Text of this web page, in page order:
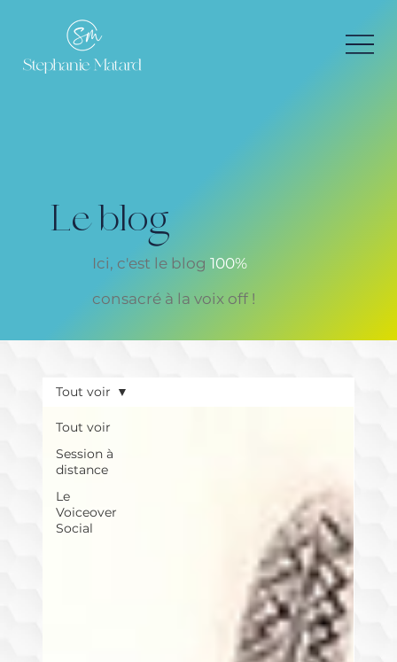
Le blog
Ici, c'est le blog 100%
consacré à la voix off !
Tout voir
Session à
distance
Le
Voiceover
Social
Tout voir